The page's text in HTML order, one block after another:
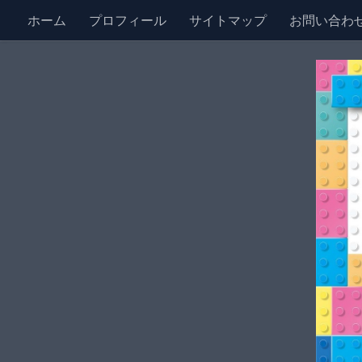
ホーム プロフィール サイトマップ お問い合わ